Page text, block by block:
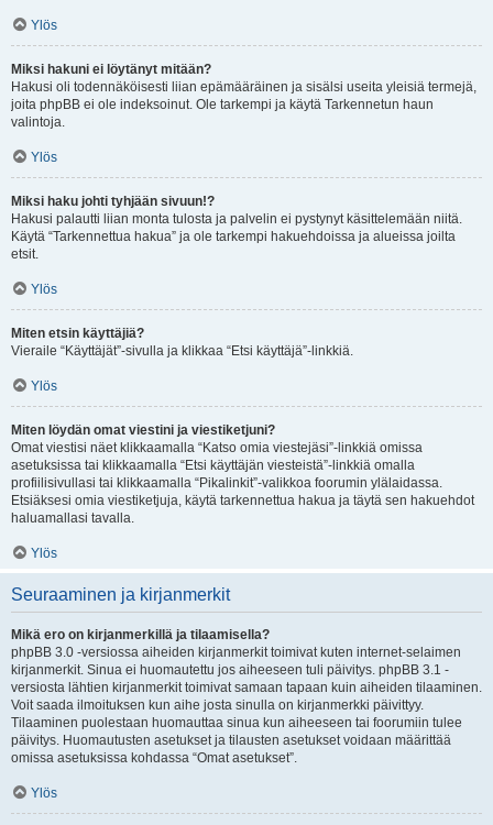
Ylös
Miksi hakuni ei löytänyt mitään?
Hakusi oli todennäköisesti liian epämääräinen ja sisälsi useita yleisiä termejä,
joita phpBB ei ole indeksoinut. Ole tarkempi ja käytä Tarkennetun haun
valintoja.
Ylös
Miksi haku johti tyhjään sivuun!?
Hakusi palautti liian monta tulosta ja palvelin ei pystynyt käsittelemään niitä.
Käytä “Tarkennettua hakua” ja ole tarkempi hakuehdoissa ja alueissa joilta
etsit.
Ylös
Miten etsin käyttäjiä?
Vieraile “Käyttäjät”-sivulla ja klikkaa “Etsi käyttäjä”-linkkiä.
Ylös
Miten löydän omat viestini ja viestiketjuni?
Omat viestisi näet klikkaamalla “Katso omia viestejäsi”-linkkiä omissa
asetuksissa tai klikkaamalla “Etsi käyttäjän viesteistä”-linkkiä omalla
profiilisivullasi tai klikkaamalla “Pikalinkit”-valikkoa foorumin ylälaidassa.
Etsiäksesi omia viestiketjuja, käytä tarkennettua hakua ja täytä sen hakuehdot
haluamallasi tavalla.
Ylös
Seuraaminen ja kirjanmerkit
Mikä ero on kirjanmerkillä ja tilaamisella?
phpBB 3.0 -versiossa aiheiden kirjanmerkit toimivat kuten internet-selaimen
kirjanmerkit. Sinua ei huomautettu jos aiheeseen tuli päivitys. phpBB 3.1 -
versiosta lähtien kirjanmerkit toimivat samaan tapaan kuin aiheiden tilaaminen.
Voit saada ilmoituksen kun aihe josta sinulla on kirjanmerkki päivittyy.
Tilaaminen puolestaan huomauttaa sinua kun aiheeseen tai foorumiin tulee
päivitys. Huomautusten asetukset ja tilausten asetukset voidaan määrittää
omissa asetuksissa kohdassa “Omat asetukset”.
Ylös